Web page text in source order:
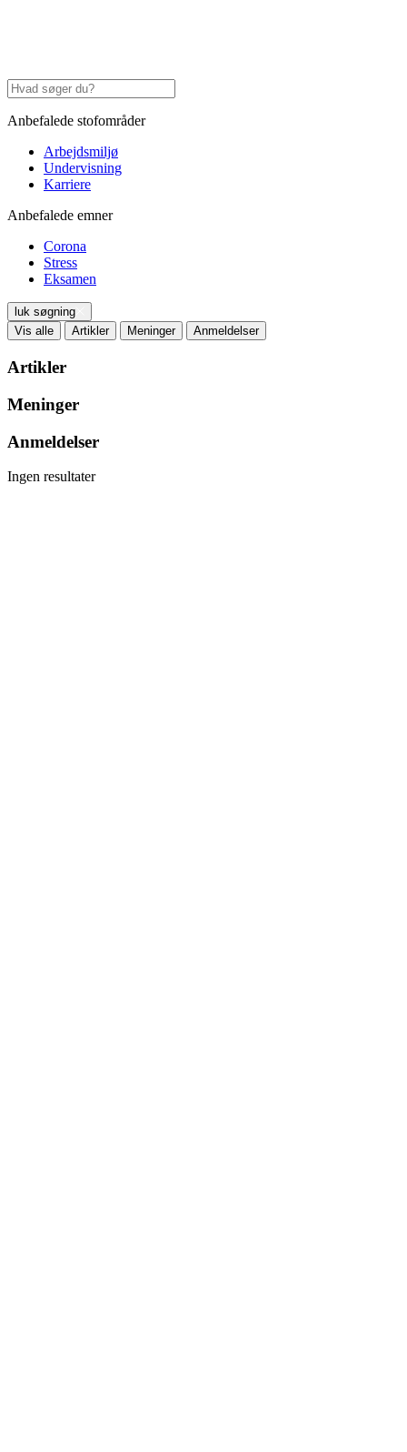
Anbefalede stofområder
Arbejdsmiljø
Undervisning
Karriere
Anbefalede emner
Corona
Stress
Eksamen
luk søgning
Vis alle
Artikler Meninger Anmeldelser
Artikler
Meninger
Anmeldelser
Ingen resultater